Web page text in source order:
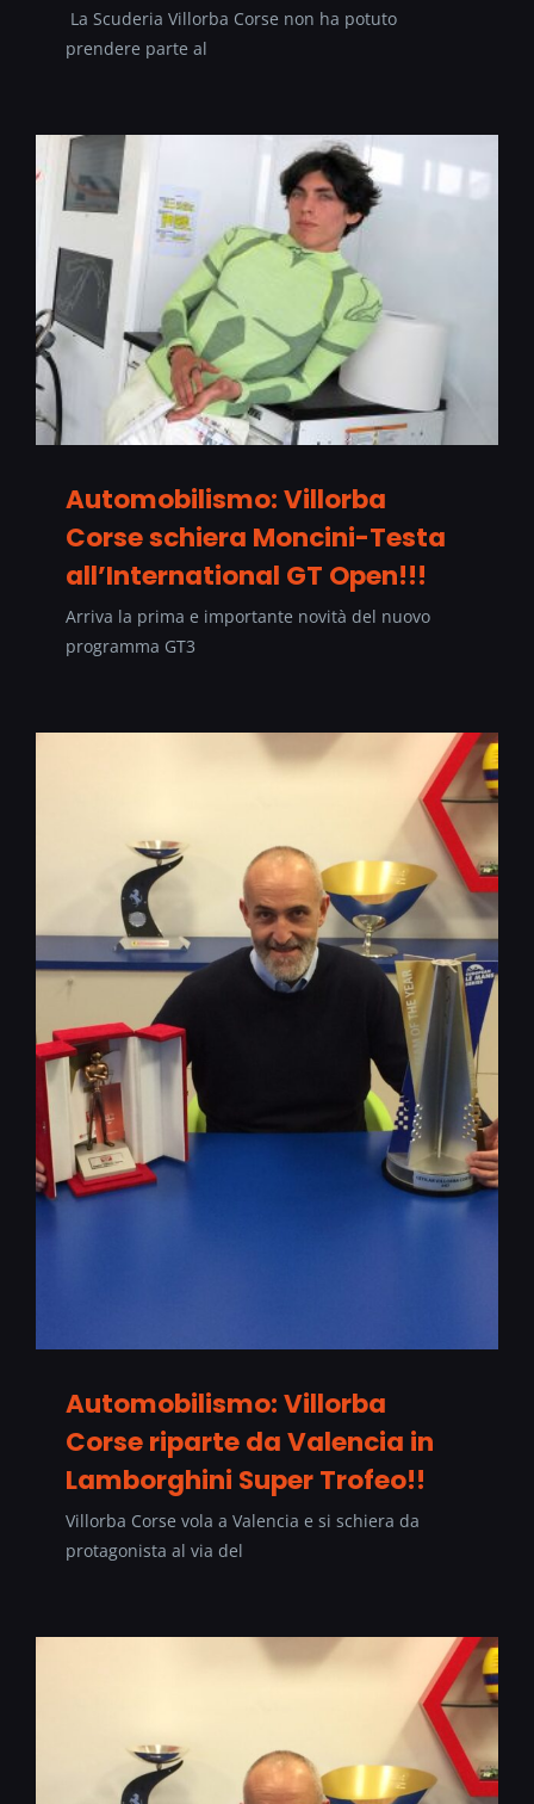
La Scuderia Villorba Corse non ha potuto
prendere parte al
Automobilismo: Villorba
Corse schiera Moncini-Testa
all’International GT Open!!!
Arriva la prima e importante novità del nuovo
programma GT3
Automobilismo: Villorba
Corse riparte da Valencia in
Lamborghini Super Trofeo!!
Villorba Corse vola a Valencia e si schiera da
protagonista al via del